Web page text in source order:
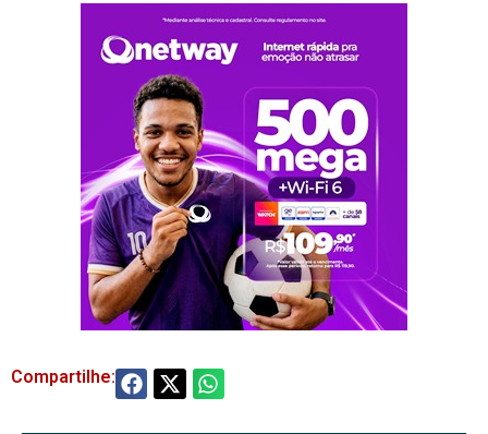
Compartilhe: